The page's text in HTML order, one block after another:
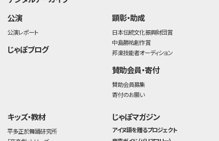
公演
公演レポート
じゃぽブログ
顕彰・助成
日本伝統文化振興財団賞
中島勝祐創作賞
邦楽技能者オーディション
賛助会員・寄付
賛助会員募集
寄付のお願い
キッズ・教材
平多正於舞踊研究所
じゃぽマガジン
アイヌ語を贈るプロジェクト